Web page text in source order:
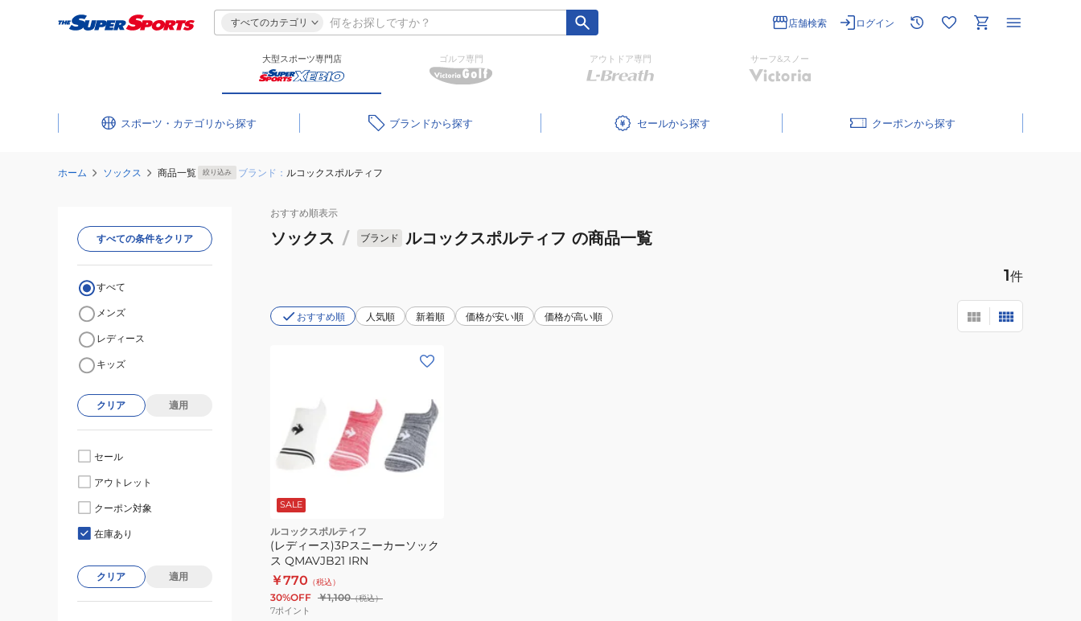
すべてのカテゴリ 店舗検索 ログイン
大型スポーツ専門店 ゴルフ専門 アウトドア専門 サーフ&スノー
スポーツ・カテゴリ ブランド セール クーポン
ホーム ソックス 商品一覧 絞り込み ブランド： ルコックスポルティフ
おすすめ順表示
ソックス / ブランド ルコックスポルティフ の商品一覧
1件
おすすめ順 人気順 新着順 価格が安い順 価格が高い順
SALE
ルコックスポルティフ
(レディース)3Pスニーカーソック
ス QMAVJB21 IRN
￥770 （税込）
30%OFF ￥1,100（税込）
7ポイント
すべての条件をクリア
すべて
メンズ
レディース
キッズ
クリア 適用
セール
アウトレット
クーポン対象
在庫あり
クリア 適用